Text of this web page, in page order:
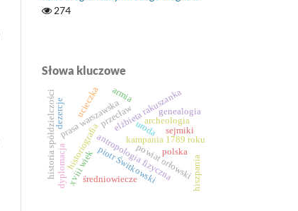
274
Słowa kluczowe
elżbieta rakuszanka
uroda
historiografia
archeologia
antropologia fizyczna
kampania 1789 roku
piotr Świtkowski
prasa warszawska
xviii wiek powiat orłowski
polska
średniowiecze
przecław genealogia
historia spółdzielczościdezercje ucieczka armia
sejmiki
dyplomacja hiszpania